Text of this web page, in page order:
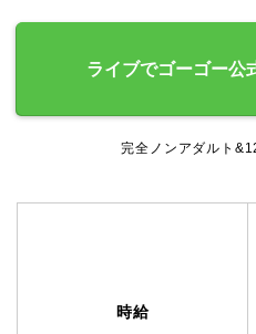
ライブでゴーゴー公
完全ノンアダルト
時給